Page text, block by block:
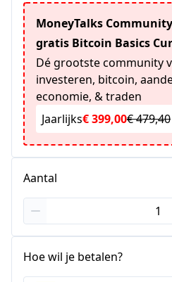
MoneyTalks
gratis Bitcoin Basics
Dé grootste community
investeren, bitcoin,
economie, & traden
Jaarlijks€ 399,00€ 479,40
Aantal
Hoe wil je betalen?